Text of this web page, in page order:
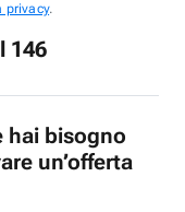
privacy.
146
hai bisogno
un’offerta